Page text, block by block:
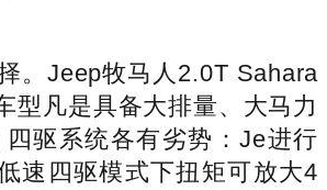
。Jeep牧马人2.0T Sahara
型凡是具备大排量、大马力
驱系统各有劣势：Je进行
速四驱模式下扭矩可放大4